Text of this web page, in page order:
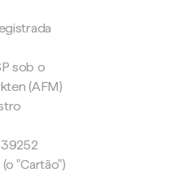
sob o
(AFM)
"Cartão")